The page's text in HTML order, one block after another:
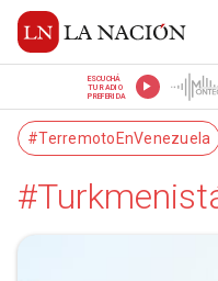
ESCUCHÁ
TU RADIO
PREFERIDA
#TerremotoEnVenezuela